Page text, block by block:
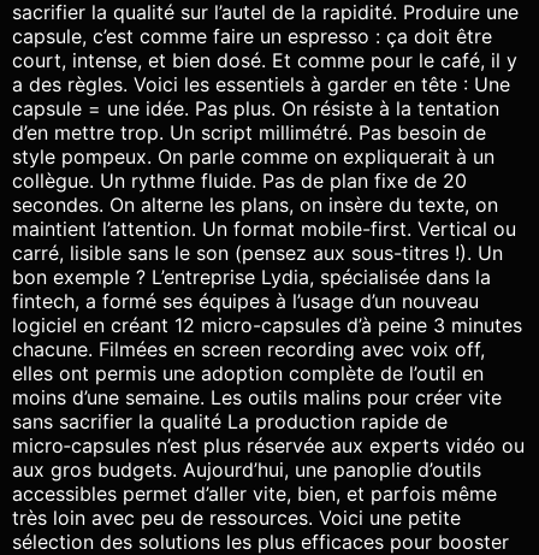
sacrifier la qualité sur l’autel de la rapidité. Produire une
capsule, c’est comme faire un espresso : ça doit être
court, intense, et bien dosé. Et comme pour le café, il y
a des règles. Voici les essentiels à garder en tête : Une
capsule = une idée. Pas plus. On résiste à la tentation
d’en mettre trop. Un script millimétré. Pas besoin de
style pompeux. On parle comme on expliquerait à un
collègue. Un rythme fluide. Pas de plan fixe de 20
secondes. On alterne les plans, on insère du texte, on
maintient l’attention. Un format mobile-first. Vertical ou
carré, lisible sans le son (pensez aux sous-titres !). Un
bon exemple ? L’entreprise Lydia, spécialisée dans la
fintech, a formé ses équipes à l’usage d’un nouveau
logiciel en créant 12 micro-capsules d’à peine 3 minutes
chacune. Filmées en screen recording avec voix off,
elles ont permis une adoption complète de l’outil en
moins d’une semaine. Les outils malins pour créer vite
sans sacrifier la qualité La production rapide de
micro‑capsules n’est plus réservée aux experts vidéo ou
aux gros budgets. Aujourd’hui, une panoplie d’outils
accessibles permet d’aller vite, bien, et parfois même
très loin avec peu de ressources. Voici une petite
sélection des solutions les plus efficaces pour booster